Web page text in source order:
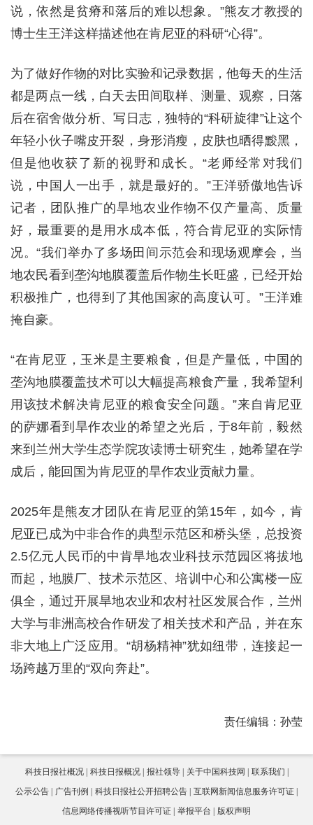
说，依然是贫瘠和落后的难以想象。”熊友才教授的
博士生王洋这样描述他在肯尼亚的科研“心得”。
为了做好作物的对比实验和记录数据，他每天的生活
都是两点一线，白天去田间取样、测量、观察，日落
后在宿舍做分析、写日志，独特的“科研旋律”让这个
年轻小伙子嘴皮开裂，身形消瘦，皮肤也晒得黢黑，
但是他收获了新的视野和成长。“老师经常对我们
说，中国人一出手，就是最好的。”王洋骄傲地告诉
记者，团队推广的旱地农业作物不仅产量高、质量
好，最重要的是用水成本低，符合肯尼亚的实际情
况。“我们举办了多场田间示范会和现场观摩会，当
地农民看到垄沟地膜覆盖后作物生长旺盛，已经开始
积极推广，也得到了其他国家的高度认可。”王洋难
掩自豪。
“在肯尼亚，玉米是主要粮食，但是产量低，中国的
垄沟地膜覆盖技术可以大幅提高粮食产量，我希望利
用该技术解决肯尼亚的粮食安全问题。”来自肯尼亚
的萨娜看到旱作农业的希望之光后，于8年前，毅然
来到兰州大学生态学院攻读博士研究生，她希望在学
成后，能回国为肯尼亚的旱作农业贡献力量。
2025年是熊友才团队在肯尼亚的第15年，如今，肯
尼亚已成为中非合作的典型示范区和桥头堡，总投资
2.5亿元人民币的中肯旱地农业科技示范园区将拔地
而起，地膜厂、技术示范区、培训中心和公寓楼一应
俱全，通过开展旱地农业和农村社区发展合作，兰州
大学与非洲高校合作研发了相关技术和产品，并在东
非大地上广泛应用。“胡杨精神”犹如纽带，连接起一
场跨越万里的“双向奔赴”。
责任编辑：孙莹
科技日报社概况 科技日报概况 报社领导 关于中国科技网
联系我们
公示公告
广告刊例 科技日报社公开招聘公告
互联网新闻信息服务许可证
信息网络传播视听节目许可证
举报平台
版权声明